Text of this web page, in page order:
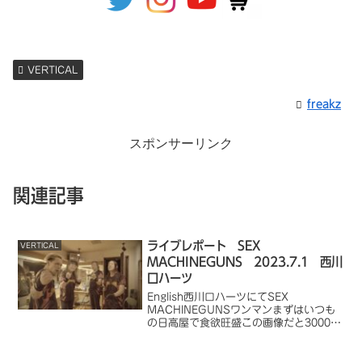
VERTICAL
freakz
スポンサーリンク
関連記事
VERTICAL
ライブレポート SEX
MACHINEGUNS 2023.7.1 西川
口ハーツ
English西川口ハーツにてSEX
MACHINEGUNSワンマンまずはいつも
の日高屋で食欲旺盛この画像だと3000円